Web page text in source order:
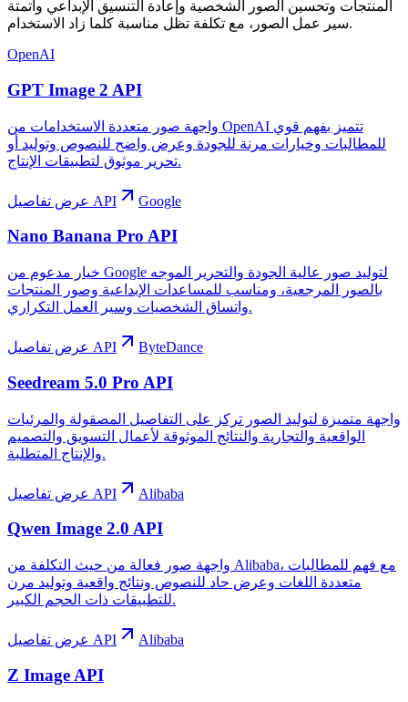
المنتجات وتحسين الصور الشخصية وإعادة التنسيق الإبداعي وأتمتة
سير عمل الصور، مع تكلفة تظل مناسبة كلما زاد الاستخدام.
OpenAI
GPT Image 2 API
واجهة صور متعددة الاستخدامات من OpenAI تتميز بفهم قوي
للمطالبات وخيارات مرنة للجودة وعرض واضح للنصوص وتوليد أو
تحرير موثوق لتطبيقات الإنتاج.
عرض تفاصيل API Google
Nano Banana Pro API
خيار مدعوم من Google لتوليد صور عالية الجودة والتحرير الموجه
بالصور المرجعية، ومناسب للمساعدات الإبداعية وصور المنتجات
واتساق الشخصيات وسير العمل التكراري.
عرض تفاصيل API ByteDance
Seedream 5.0 Pro API
واجهة متميزة لتوليد الصور تركز على التفاصيل المصقولة والمرئيات
الواقعية والتجارية والنتائج الموثوقة لأعمال التسويق والتصميم
والإنتاج المتطلبة.
عرض تفاصيل API Alibaba
Qwen Image 2.0 API
واجهة صور فعالة من حيث التكلفة من Alibaba، مع فهم للمطالبات
متعددة اللغات وعرض حاد للنصوص ونتائج واقعية وتوليد مرن
للتطبيقات ذات الحجم الكبير.
عرض تفاصيل API Alibaba
Z Image API